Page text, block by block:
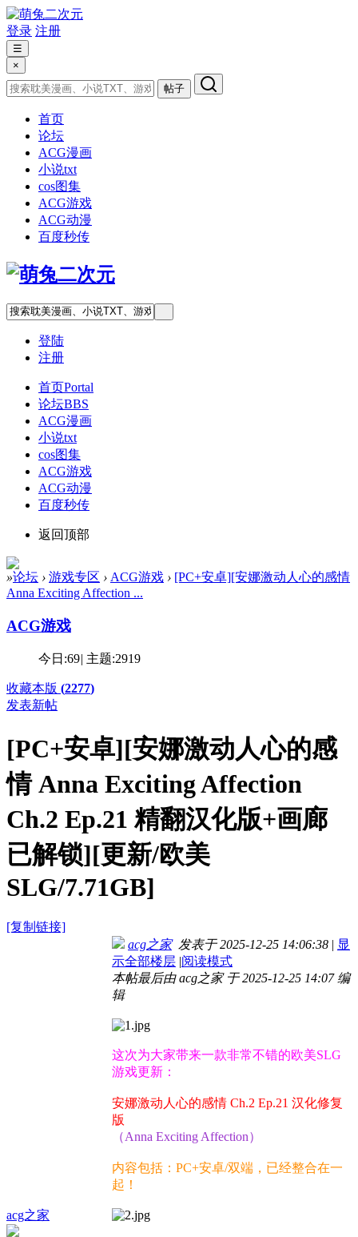
登录 注册
☰
×
帖子
首页
论坛
ACG漫画
小说txt
cos图集
ACG游戏
ACG动漫
百度秒传
登陆
注册
首页Portal
论坛BBS
ACG漫画
小说txt
cos图集
ACG游戏
ACG动漫
百度秒传
返回顶部
»论坛 › 游戏专区 › ACG游戏 › [PC+安卓][安娜激动人心的感情
Anna Exciting Affection ...
ACG游戏
今日:69| 主题:2919
收藏本版 (2277)
发表新帖
[PC+安卓][安娜激动人心的感
情 Anna Exciting Affection
Ch.2 Ep.21 精翻汉化版+画廊
已解锁][更新/欧美
SLG/7.71GB]
[复制链接]
acg之家
acg之家发表于 2025-12-25 14:06:38 | 显
示全部楼层 |阅读模式
本帖最后由 acg之家 于 2025-12-25 14:07 编
辑
这次为大家带来一款非常不错的欧美SLG
游戏更新：
安娜激动人心的感情 Ch.2 Ep.21 汉化修复
版
（Anna Exciting Affection）
内容包括：PC+安卓/双端，已经整合在一
起！